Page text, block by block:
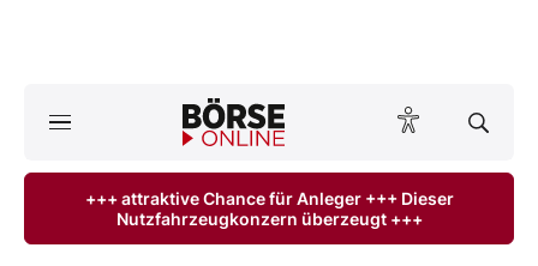
ktuelle Ausgabe BÖRSE ONLINE lesen
+++ attraktive Chance für Anleger +++ Dieser
Nutzfahrzeugkonzern überzeugt +++